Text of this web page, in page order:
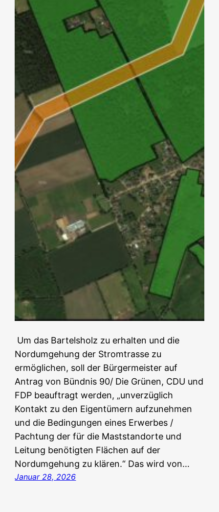
Um das Bartelsholz zu erhalten und die
Nordumgehung der Stromtrasse zu
ermöglichen, soll der Bürgermeister auf
Antrag von Bündnis 90/ Die Grünen, CDU und
FDP beauftragt werden, „unverzüglich
Kontakt zu den Eigentümern aufzunehmen
und die Bedingungen eines Erwerbes /
Pachtung der für die Maststandorte und
Leitung benötigten Flächen auf der
Nordumgehung zu klären.“ Das wird von…
Januar 28, 2026